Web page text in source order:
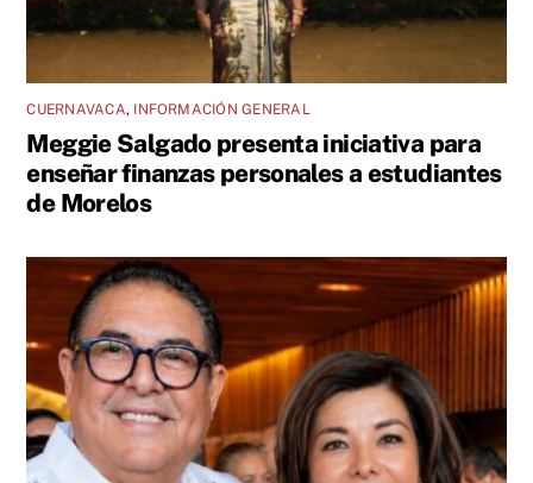
CUERNAVACA, INFORMACIÓN GENERAL
Meggie Salgado presenta iniciativa para
enseñar finanzas personales a estudiantes
de Morelos